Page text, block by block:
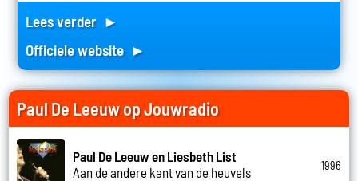
Lees verder ►
Officiele website ►
Paul De Leeuw op Jouwradio
Paul De Leeuw en Liesbeth List
Aan de andere kant van de heuvels
1996